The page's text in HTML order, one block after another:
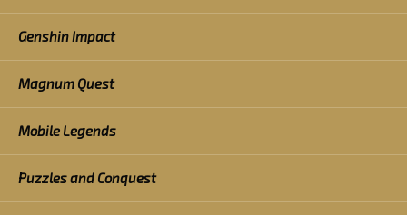
Genshin Impact
Magnum Quest
Mobile Legends
Puzzles and Conquest